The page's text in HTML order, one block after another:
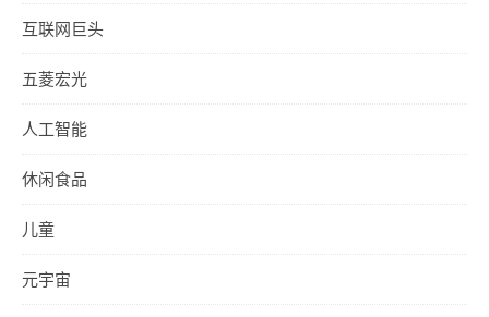
互联网巨头
五菱宏光
人工智能
休闲食品
儿童
元宇宙